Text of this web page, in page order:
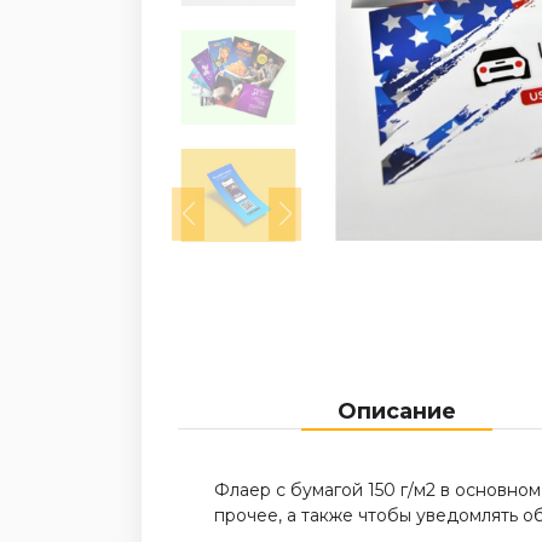
Описание
Флаер с бумагой 150 г/м2 в
прочее, а также чтобы уведомлять